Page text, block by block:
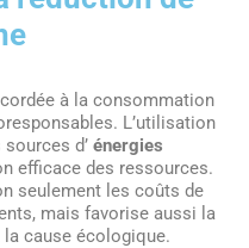
à la consommation
L’utilisation
d’ énergies
efficace des ressources.
seulement les coûts de
mais favorise aussi la
cause écologique.